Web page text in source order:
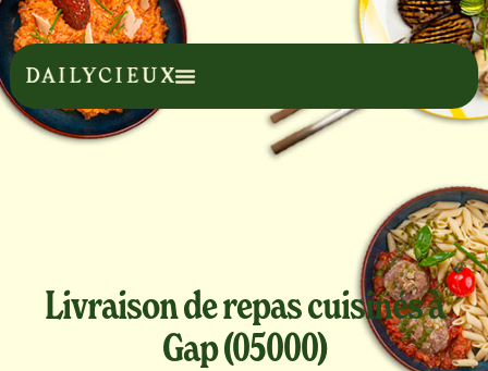
Livraison de repas cuisinés à
Gap (05000)